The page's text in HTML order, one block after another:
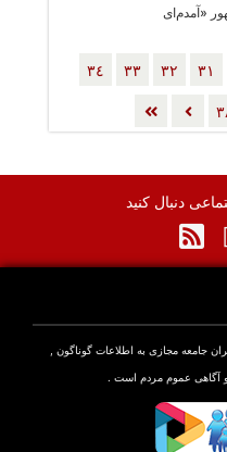
«آمدم‌ای
٣١ ٣٢ ٣٣ ٣٤
دنبال کنید
جامعه مجازی به اطلاعات گوناگون ,
آگاهی عموم مردم است .